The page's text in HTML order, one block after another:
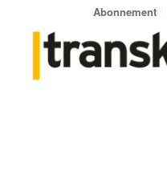
Abonnement